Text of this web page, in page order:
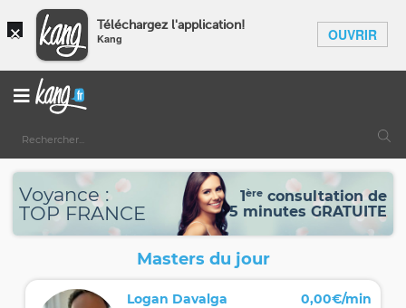
× Téléchargez l'application!
Kang OUVRIR
Voyance :
TOP FRANCE
1ère consultation de
5 minutes GRATUITE
Masters du jour
Logan Davalga 0,00€/min